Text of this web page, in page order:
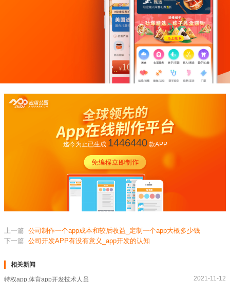
迄今为止已生成 1446440款APP
上一篇 公司制作一个app成本和较后收益_定制一个app大概多少钱
下一篇 公司开发APP有没有意义_app开发的认知
相关新闻
特权app,体育app开发技术人员 2021-11-12